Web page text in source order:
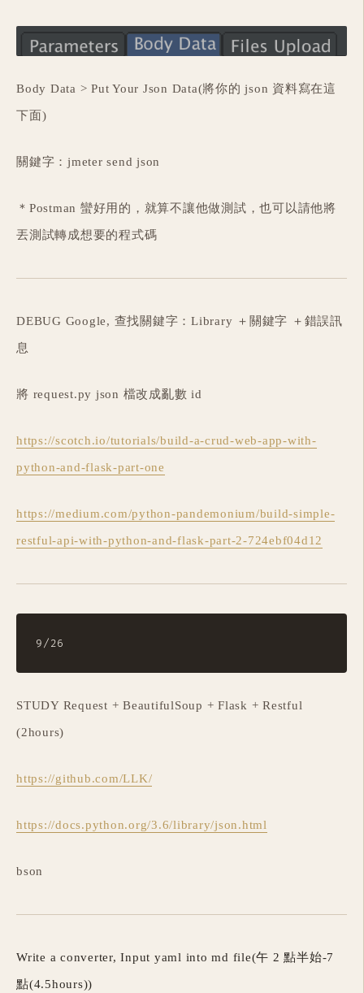
Body Data > Put Your Json Data(將你的 json 資料寫在這
下面)
關鍵字：jmeter send json
＊Postman 蠻好用的，就算不讓他做測試，也可以請他將
丟測試轉成想要的程式碼
DEBUG Google, 查找關鍵字：Library ＋關鍵字 ＋錯誤訊
息
將 request.py json 檔改成亂數 id
https://scotch.io/tutorials/build-a-crud-web-app-with-
python-and-flask-part-one
https://medium.com/python-pandemonium/build-simple-
restful-api-with-python-and-flask-part-2-724ebf04d12
STUDY Request + BeautifulSoup + Flask + Restful
(2hours)
https://github.com/LLK/
https://docs.python.org/3.6/library/json.html
bson
Write a converter, Input yaml into md file(午 2 點半始-7
點(4.5hours))